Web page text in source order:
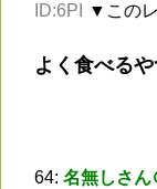
ID:6PI
▼この
よく食べる
64: 名無しさん